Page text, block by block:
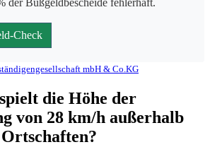
der Bußgeldbescheide fehlerhaft.
Check
mbH & Co.KG
die Höhe der
von 28 km/h außerhalb
Ortschaften?